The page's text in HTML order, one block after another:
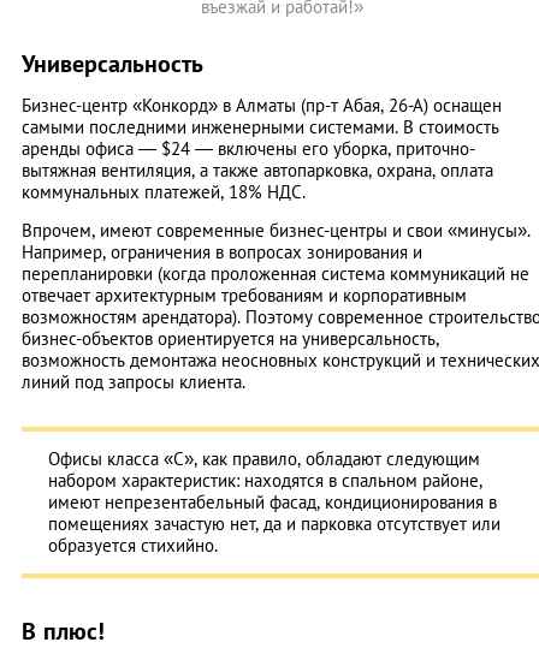
въезжай и работай!»
Универсальность
Бизнес-центр «Конкорд» в Алматы (пр-т Абая, 26-А) оснащен
самыми последними инженерными системами. В стоимость
аренды офиса — $24 — включены его уборка, приточно-
вытяжная вентиляция, а также автопарковка, охрана, оплата
коммунальных платежей, 18% НДС.
Впрочем, имеют современные бизнес-центры и свои «минусы».
Например, ограничения в вопросах зонирования и
перепланировки (когда проложенная система коммуникаций не
отвечает архитектурным требованиям и корпоративным
возможностям арендатора). Поэтому современное
бизнес-объектов ориентируется на универсальность,
возможность демонтажа неосновных конструкций и технических
линий под запросы клиента.
Офисы класса «С», как правило, обладают следующим
набором характеристик: находятся в спальном районе,
имеют непрезентабельный фасад, кондиционирования в
помещениях зачастую нет, да и парковка отсутствует или
образуется стихийно.
В плюс!